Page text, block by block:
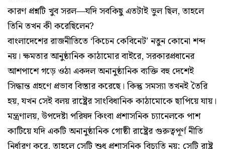
কারণ প্রশ্নটি খুব সরল—যদি সবকিছু এতটাই ভুল ছিল, তাহলে
তিনি তখন কী করেছিলেন?
বাংলাদেশের রাজনীতিতে ‘কিচেন কেবিনেট’ নতুন কোনো শব্দ
নয়। ক্ষমতার আনুষ্ঠানিক কাঠামোর বাইরে, সরকারপ্রধানের
আশপাশে গড়ে ওঠা একদল অনানুষ্ঠানিক ব্যক্তি বহু দেশেই
সিদ্ধান্ত গ্রহণে প্রভাব বিস্তার করেছে। কিন্তু সমস্যা তখনই তৈরি
হয়, যখন সেই বলয় রাষ্ট্রের সাংবিধানিক কাঠামোকে ছাপিয়ে যায়।
মন্ত্রণালয়, উপদেষ্টা পরিষদ কিংবা প্রশাসনিক চ্যানেলকে পাশ
কাটিয়ে যদি একটি অনানুষ্ঠানিক গোষ্ঠী রাষ্ট্রের গুরুত্বপূর্ণ নীতি